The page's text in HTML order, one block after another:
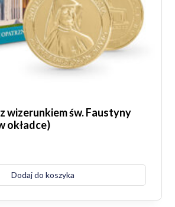
wizerunkiem św. Faustyny
okładce)
Dodaj do koszyka